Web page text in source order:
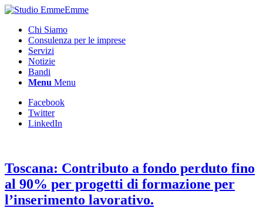
Chi Siamo
Consulenza per le imprese
Servizi
Notizie
Bandi
Menu Menu
Facebook
Twitter
LinkedIn
Toscana: Contributo a fondo perduto fino
al 90% per progetti di formazione per
l’inserimento lavorativo.